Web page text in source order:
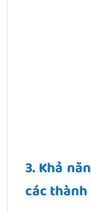
3. Khả
các